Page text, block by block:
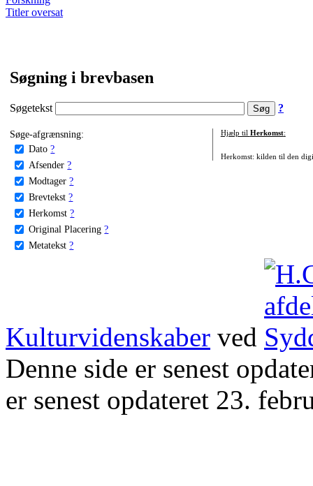
Titler oversat
Søgning i brevbasen
Søgetekst ?
Søge-afgrænsning:
Dato ?
Afsender ?
Modtager ?
Brevtekst ?
Herkomst ?
Original Placering ?
Metatekst ?
Hjælp til Herkomst:
Herkomst: kilden til den
Kulturvidenskaber ved
Denne side er senest
er senest opdateret 23.